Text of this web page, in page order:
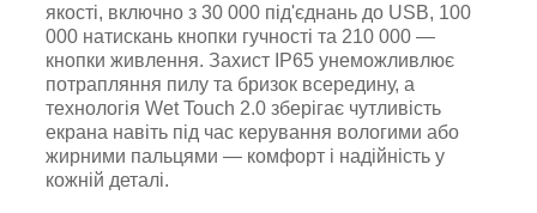
якості, включно з 30 000 під'єднань до USB, 100
000 натискань кнопки гучності та 210 000 —
кнопки живлення. Захист IP65 унеможливлює
потрапляння пилу та бризок всередину, а
технологія Wet Touch 2.0 зберігає чутливість
екрана навіть під час керування вологими або
жирними пальцями — комфорт і надійність у
кожній деталі.